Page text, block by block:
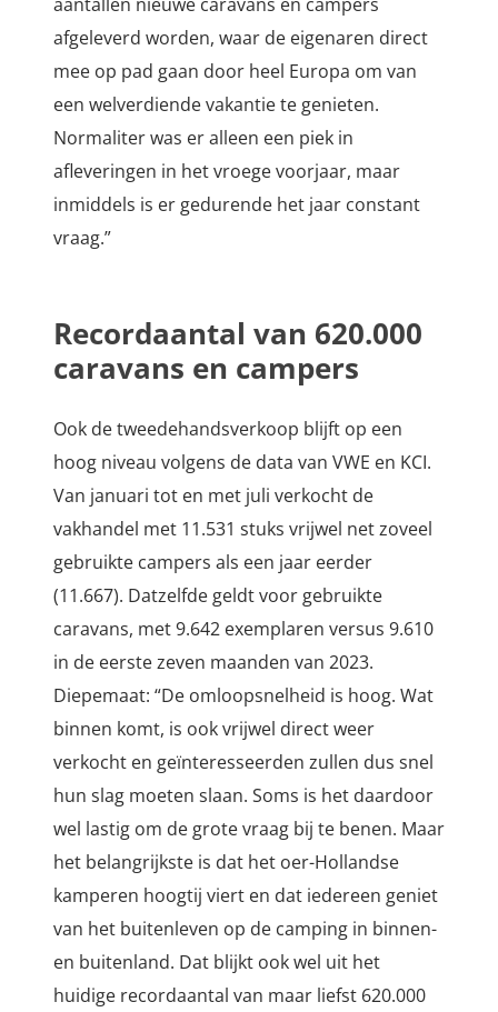
afgeleverd worden, waar de eigenaren direct
mee op pad gaan door heel Europa om van
een welverdiende vakantie te genieten.
Normaliter was er alleen een piek in
afleveringen in het vroege voorjaar, maar
inmiddels is er gedurende het jaar constant
vraag.”
Recordaantal van 620.000
caravans en campers
Ook de tweedehandsverkoop blijft op een
hoog niveau volgens de data van VWE en KCI.
Van januari tot en met juli verkocht de
vakhandel met 11.531 stuks vrijwel net zoveel
gebruikte campers als een jaar eerder
(11.667). Datzelfde geldt voor gebruikte
caravans, met 9.642 exemplaren versus 9.610
in de eerste zeven maanden van 2023.
Diepemaat: “De omloopsnelheid is hoog. Wat
binnen komt, is ook vrijwel direct weer
verkocht en geïnteresseerden zullen dus snel
hun slag moeten slaan. Soms is het daardoor
wel lastig om de grote vraag bij te benen. Maar
het belangrijkste is dat het oer-Hollandse
kamperen hoogtij viert en dat iedereen geniet
van het buitenleven op de camping in binnen-
en buitenland. Dat blijkt ook wel uit het
huidige recordaantal van maar liefst 620.000